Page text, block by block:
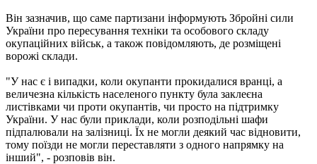
Він зазначив, що саме партизани інформують Збройні сили
України про пересування техніки та особового складу
окупаційних військ, а також повідомляють, де розміщені
ворожі склади.
"У нас є і випадки, коли окупанти прокидалися вранці, а
величезна кількість населеного пункту була заклеєна
листівками чи проти окупантів, чи просто на підтримку
України. У нас були приклади, коли розподільні шафи
підпалювали на залізниці. Їх не могли деякий час відновити,
тому поїзди не могли переставляти з одного напрямку на
інший", - розповів він.